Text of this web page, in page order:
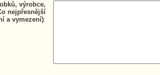
výrobce,
nejpřesnější
a vymezení):